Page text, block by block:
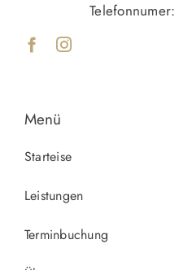
Telefonnumer:
Menü
Starteise
Leistungen
Terminbuchung